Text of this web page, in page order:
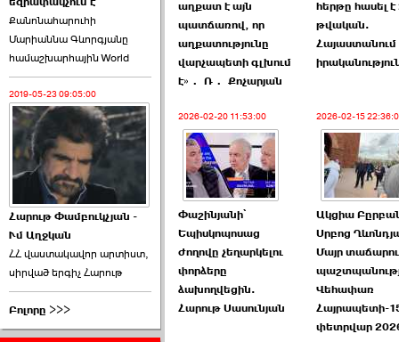
Ռուբեն Ռուբինյանը ›››
2026-06-23 21:28:00
«Ժողովուրդ»-ը
հերթական ›››
2026-06-21 23:00:00
Քանոնահարուհի
Մարիաննա Գևորգյանը
համաշխարհային World
2019-05-23 09:05:00
Հարութ Փամբուկչյան -
Ւմ Աղջկան
ՀՀ վաստակավոր արտիստ,
սիրված երգիչ Հարութ
Բոլորը >>>
աղքատ է այն
պատճառով, որ
աղքատությունը
վարչապետի գլխում
է»․ Ռ․ Քոչարյան
հերթը հասել
թվական.
Հայաստանում
2026-02-20 11:53:00
Փաշինյանի՝
Եպիսկոպոսաց
ժողովը չեղարկելու
փորձերը
ձախողվեցին.
Հարութ Սասունյան
2026-02-15
Ակցիա
Սրբոց
Մայր
Վեհափառ
Հայրապետի-
փետրվար